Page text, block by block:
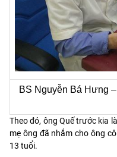
BS Nguyễn Bá Hưng
Theo đó, ông Quế trước kia
mẹ ông đã nhắm cho ông
13 tuổi.